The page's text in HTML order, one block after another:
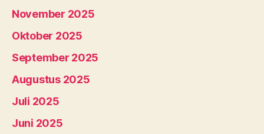
November 2025
Oktober 2025
September 2025
Augustus 2025
Juli 2025
Juni 2025